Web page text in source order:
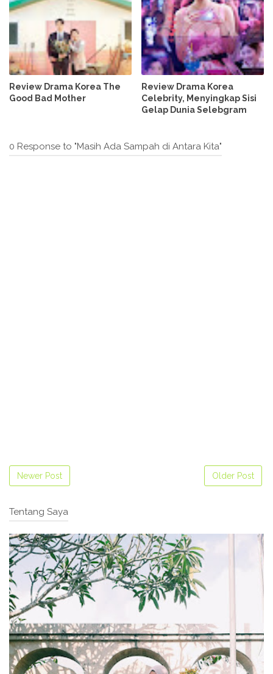
Review Drama Korea The
Good Bad Mother
Review Drama Korea
Celebrity, Menyingkap Sisi
Gelap Dunia Selebgram
0 Response to "Masih Ada Sampah di Antara Kita"
Newer Post Older Post
Tentang Saya